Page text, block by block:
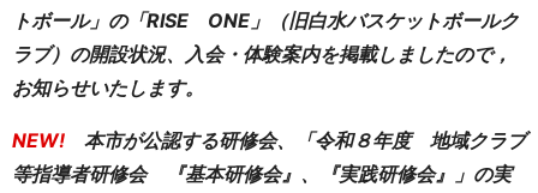
トボール」の「RISE ONE」（旧白水バスケットボールク
ラブ）の開設状況、入会・体験案内を掲載しましたので，
お知らせいたします。
NEW! 本市が公認する研修会、「令和８年度 地域クラブ
等指導者研修会 『基本研修会』、『実践研修会』」の実